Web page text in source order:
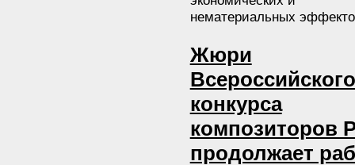
нематериальных
Жюри
Всероссийского
конкурса
композиторов
продолжает